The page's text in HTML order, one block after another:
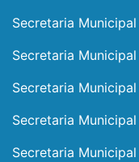
Secretaria
Secretaria
Secretaria
Secretaria
Secretaria